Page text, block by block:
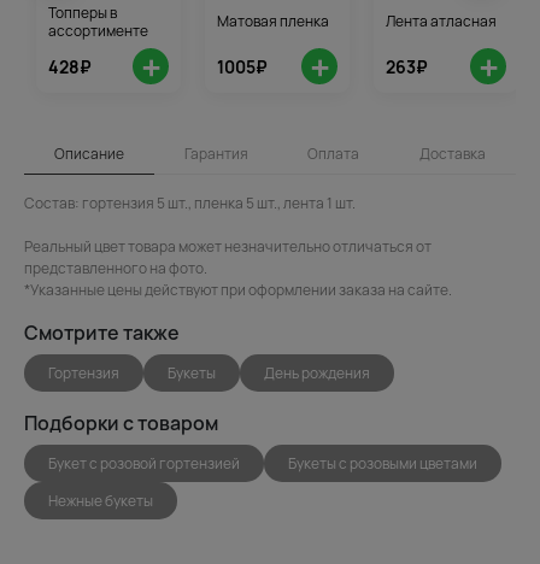
Топперы в
ассортименте
428₽ +
Матовая пленка
1005₽ +
Лента атласная
263₽ +
Описание Гарантия Оплата Доставка
Состав: гортензия 5 шт., пленка 5 шт., лента 1 шт.
Реальный цвет товара может незначительно отличаться от
представленного на фото.
*Указанные цены действуют при оформлении заказа на сайте.
Смотрите также
Гортензия Букеты День рождения
Подборки с товаром
Букет с розовой гортензией
Букеты с розовыми цветами
Нежные букеты